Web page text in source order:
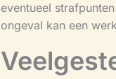
eventueel
ongeval kan een